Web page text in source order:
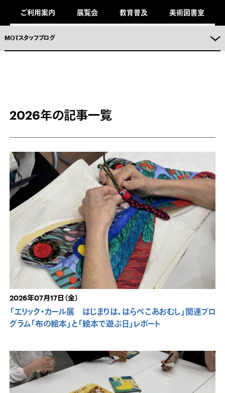
ご利用案内 展覧会 教育普及 美術図書室
MOTスタッフブログ
2026年の記事一覧
2026年07月17日（金）
「エリック・カール展 はじまりは、はらぺこあおむし」関連プロ
グラム「布の絵本」と「絵本で遊ぶ日」レポート